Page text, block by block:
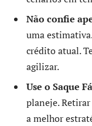
Não confie
uma
crédito atual.
agilizar.
Use o Saque
planeje.
a melhor